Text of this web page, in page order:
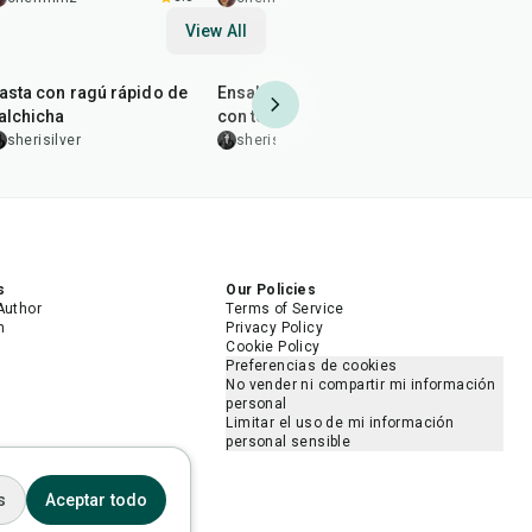
View All
con ragú rápido de
sherisilver
Ensalada italiana picada
con tortellini
sherisilver
Our Policies
Terms of Service
Privacy Policy
Cookie Policy
Preferencias de cookies
No vender ni compartir mi información
personal
Limitar el uso de mi información
personal sensible
Aceptar todo